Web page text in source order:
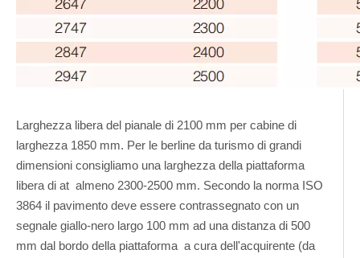
Larghezza libera del pianale di 2100 mm per cabine di
larghezza 1850 mm. Per le berline da turismo di grandi
dimensioni consigliamo una larghezza della piattaforma
libera di at almeno 2300-2500 mm. Secondo la norma ISO
3864 il pavimento deve essere contrassegnato con un
segnale giallo-nero largo 100 mm ad una distanza di 500
mm dal bordo della piattaforma a cura dell'acquirente (da